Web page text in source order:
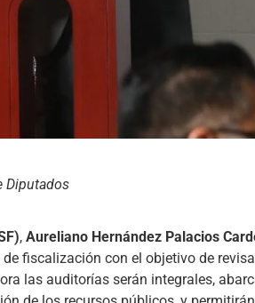
Diputados
, Aureliano Hernández Palacios
fiscalización con el objetivo de
las auditorías serán integrales,